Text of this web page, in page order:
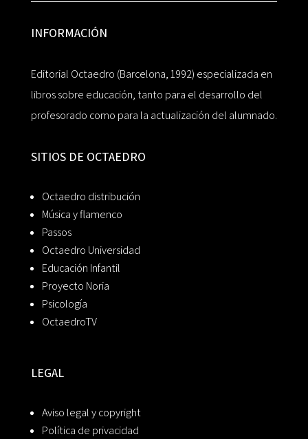
INFORMACIÓN
Editorial Octaedro (Barcelona, 1992) especializada en
libros sobre educación, tanto para el desarrollo del
profesorado como para la actualización del alumnado.
SITIOS DE OCTAEDRO
Octaedro distribución
Música y flamenco
Passos
Octaedro Universidad
Educación Infantil
Proyecto Noria
Psicología
OctaedroTV
LEGAL
Aviso legal y copyright
Política de privacidad